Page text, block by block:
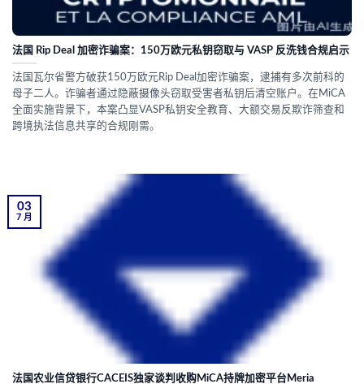
法国 Rip Deal 加密诈骗案：150万欧元私钥窃取与 VASP 反洗钱合规启示
法国瓦尔省警方破获150万欧元Rip Deal加密诈骗案，逮捕有多次前科的
母子二人。诈骗者通过隐蔽摄像头窃取受害者私钥后清空账户。在MiCA
全面实施背景下，本案凸显VASP私钥安全教育、大额交易反欺诈筛查和
跨境执法信息共享的合规刚需。
法国农业信贷银行CACEIS独家谈判收购MiCA持牌加密平台Meria
03
7 月